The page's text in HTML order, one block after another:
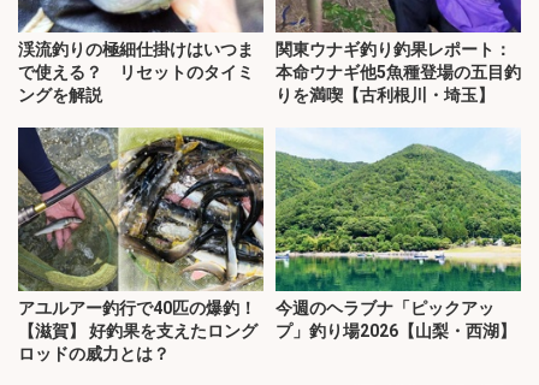
渓流釣りの極細仕掛けはいつま
で使える？ リセットのタイミ
ングを解説
関東ウナギ釣り釣果レポート：
本命ウナギ他5魚種登場の五目釣
りを満喫【古利根川・埼玉】
アユルアー釣行で40匹の爆釣！
【滋賀】 好釣果を支えたロング
ロッドの威力とは？
今週のヘラブナ「ピックアッ
プ」釣り場2026【山梨・西湖】